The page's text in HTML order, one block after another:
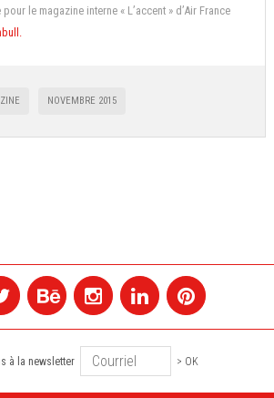
le magazine interne « L’accent » d’Air France
NOVEMBRE 2015
à la newsletter > OK